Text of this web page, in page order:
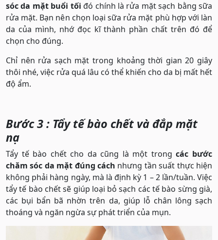
sóc da mặt buổi tối đó chính là rửa mặt sạch bằng sữa
rửa mặt. Bạn nên chọn loại sữa rửa mặt phù hợp với làn
da của mình, nhớ đọc kĩ thành phần chất trên đó để
chọn cho đúng.
Chỉ nên rửa sạch mặt trong khoảng thời gian 20 giây
thôi nhé, việc rửa quá lâu có thể khiến cho da bị mất hết
độ ẩm.
Bước 3 : Tẩy tế bào chết và đắp mặt
nạ
Tẩy tế bào chết cho da cũng là một trongcác bước
chăm sóc da mặt đúng cách nhưng tần suất thực hiện
không phải hàng ngày, mà là định kỳ 1 – 2 lần/tuần. Việc
tẩy tế bào chết sẽ giúp loại bỏ sạch các tế bào sừng già,
các bụi bẩn bã nhờn trên da, giúp lỗ chân lông sạch
thoáng và ngăn ngừa sự phát triển của mụn.